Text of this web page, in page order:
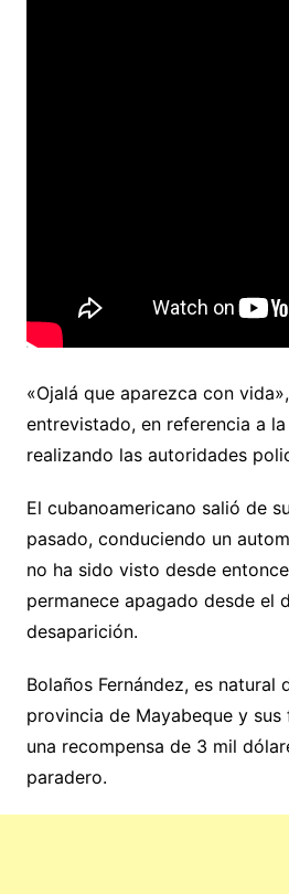
«Ojalá que aparezca con
entrevistado, en referencia a
realizando las autoridades
El cubanoamericano salió de
pasado, conduciendo un
no ha sido visto desde
permanece apagado desde el
desaparición.
Bolaños Fernández, es natural
provincia de Mayabeque y
una recompensa de 3 mil
paradero.